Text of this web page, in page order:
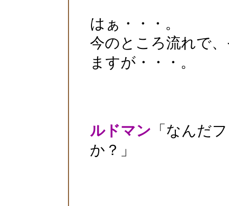
はぁ・・・。
今のところ流れで
ますが・・・。
ルドマン 「なんだ
か？」